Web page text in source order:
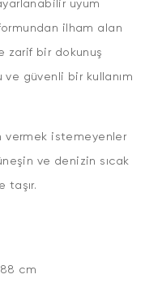
uyum
ilham alan
zarif bir dokunuş
ve güvenli bir kullanım
vermek istemeyenler
ve denizin sıcak
taşır.
cm